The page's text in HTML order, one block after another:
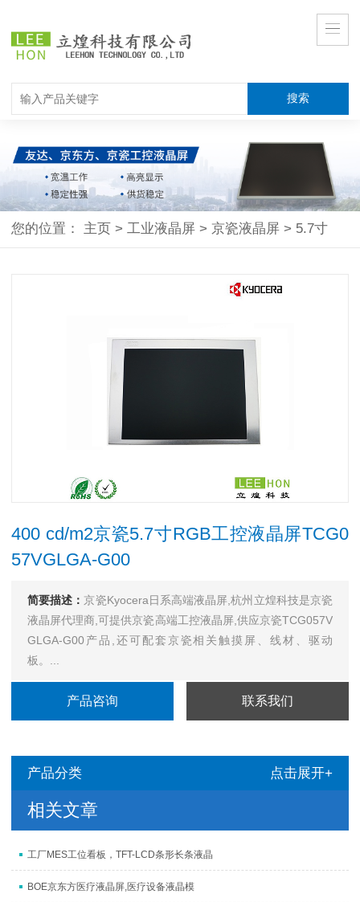
您的位置： 主页 > 工业液晶屏 > 京瓷液晶屏 > 5.7寸
400 cd/m2京瓷5.7寸RGB工控液晶屏TCG0
57VGLGA-G00
简要描述： 京瓷Kyocera日系高端液晶屏,杭州立煌科技是京瓷
液晶屏代理商,可提供京瓷高端工控液晶屏,供应京瓷TCG057V
GLGA-G00产品,还可配套京瓷相关触摸屏、线材、驱动
板。...
产品咨询 联系我们
产品分类 点击展开+
相关文章
工厂MES工位看板，TFT-LCD条形长条液晶
BOE京东方医疗液晶屏,医疗设备液晶模